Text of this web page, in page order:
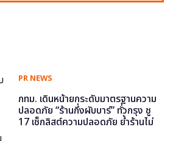
PR NEWS
กทม. เดินหน้ายกระดับมาตรฐานความ
ปลอดภัย “ร้านกึ่งผับบาร์” ทั่วกรุง ชู
17 เช็กลิสต์ความปลอดภัย ย้ำร้านไม่